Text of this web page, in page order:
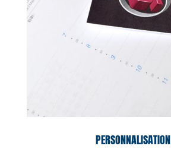
PERSONNALISATION